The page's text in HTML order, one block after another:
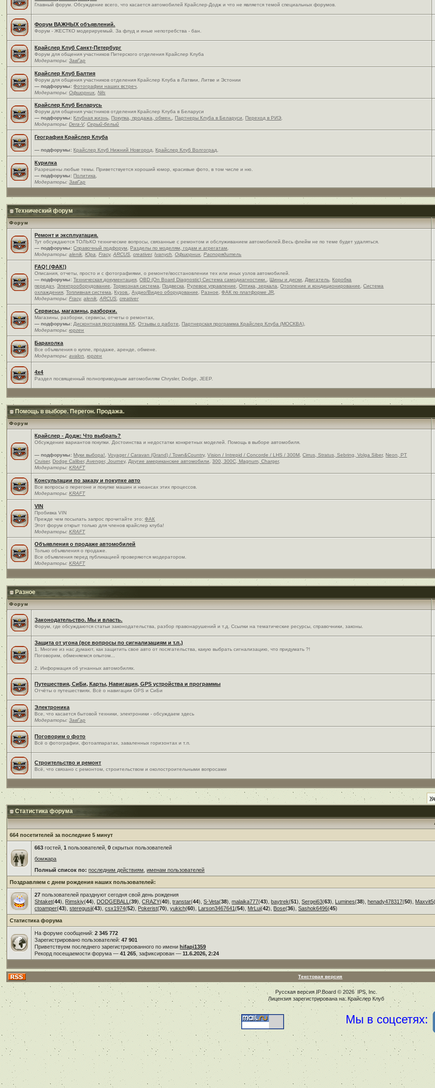
Главный форум. Обсуждение всего, что касается автомобилей Крайслер-Додж и что не является темой специальных форумов.
Форум ВАЖНЫХ объявлений.
Форум - ЖЕСТКО модерируемый. За флуд и иные непотребства - бан.
Крайслер Клуб Санкт-Петербург
Форум для общения участников Питерского отделения Крайслер Клуба
Модераторы:ЗавГар
Крайслер Клуб Балтия
Форум для общения участников отделения Крайслер Клуба в Латвии, Литве и Эстонии
— подфорумы: Фотографии наших встреч
Модераторы:Офшорник ,Nils
Крайслер Клуб Беларусь
Форум для общения участников отделения Крайслер Клуба в Беларуси
— подфорумы: Клубная жизнь Покупка, продажа, обмен. Партнеры Клуба в Беларуси Переход в РИЭ
Модераторы:Dera-V,Серый-белый
География Крайслер Клуба
— подфорумы: Крайслер Клуб Нижний Новгород Крайслер Клуб Волгоград
Курилка
Разрешены любые темы. Приветствуется хороший юмор, красивые фото, в том числе и ню.
— подфорумы: Политика
Модераторы:ЗавГар
Технический форум
Форум
Ремонт и эксплуатация.
Тут обсуждаются ТОЛЬКО технические вопросы, связанные с ремонтом и обслуживанием автомобилей.Весь флейм не по теме будет удаляться.
— подфорумы: Справочный подфорум Разделы по моделям, годам и агрегатам
Модераторы:alenik ,Юра ,Fracy,ARCUS ,creativer,Ivanych ,Офшорник ,Распорядитель
FAQ! (ФАК!)
Описания, отчеты, просто и c фотографиями, о ремонте/восстановлении тех или иных узлов автомобилей.
— подфорумы: Техническая документация ,OBD (On Board Diagnostic) Система самодиагностики. Шины и диски Двигатель
Коробка
передач ,Электрооборудование ,Тормозная система Подвеска Рулевое управление ,Оптика, зеркала ,Отопление и кондиционирование ,Система
охлаждения ,Топливная система Кузов. ,Аудио/Видео оборудование Разное ,ФАК по платформе JR
Модераторы:Fracy,alenik ,ARCUS ,creativer
Сервисы, магазины, разборки.
Магазины, разборки, сервисы, отчеты о ремонтах,
— подфорумы: Дисконтная программа КК ,Отзывы о работе Партнерская программа Крайслер Клуба (МОСКВА)
Модераторы:юрген
Барахолка
Все объявления о купле, продаже, аренде, обмене.
Модераторы:avalon ,юрген
4x4
Раздел посвященный полноприводным автомобилям Chrysler, Dodge, JEEP.
Помощь в выборе. Перегон. Продажа.
Форум
Крайслер - Додж: Что выбрать?
Обсуждение вариантов покупки. Достоинства и недостатки конкретных моделей. Помощь в выборе автомобиля.
— подфорумы: Муки выбора! ,Voyager / Caravan (Grand) / Town&Country,Vision / Intrepid / Concorde / LHS / 300M ,Cirrus, Stratus, Sebring, Volga Siber, Neon, PT
Cruiser, Dodge Caliber, Avenger, Journey, Другие американские автомобили ,300, 300C, Magnum, Charger,
Модераторы:KRAFT
Консультации по заказу и покупке авто
Все вопросы о перегоне и покупке машин и нюансах этих процессов.
Модераторы:KRAFT
VIN
Пробивка VIN
Прежде чем посылать запрос прочитайте это:ФАК
Этот форум открыт только для членов крайслер клуба!
Модераторы:KRAFT
Объявления о продаже автомобилей
Только объявления о продаже.
Все объявления перед публикацией проверяются модератором.
Модераторы:KRAFT
Разное
Форум
Законодательство. Мы и власть.
Форум, где обсуждаются статьи законодательства, разбор правонарушений и т.д. Ссылки на тематические ресурсы, справочники, законы.
Защита от угона (все вопросы по сигнализациям и т.п.)
1. Многие из нас думают, как защитить свое авто от посягательства, какую выбрать сигнализацию, что придумать ?!
Поговорим, обменяемся опытом...
2. Информация об угнанных автомобилях.
Путешествия, СиБи, Карты, Навигация, GPS устройства и программы
Отчёты о путешествиях. Всё о навигации GPS и СиБи
Электроника
Все, что касается бытовой техники, электроники - обсуждаем здесь
Модераторы:ЗавГар
Поговорим о фото
Всё о фотографии, фотоаппаратах, заваленных горизонтах и т.п.
Строительство и ремонт
Всё, что связано с ремонтом, строительством и околостроительными вопросами
Статистика форума
664 посетителей за последние 5 минут
663 гостей,1 пользователей,0 скрытых пользователей
бомжара
Полный список по: последним действиям ,именам пользователей
Поздравляем с днем рождения наших пользователей:
27 пользователей празднуют сегодня свой день рождения
Shtaket(44), Rimskiy(44), DODGEBALL(39),CRAZY(40),transtar(44),S-Veta(38),malaika777(43),baytrek(51),Sergei63(63), Lumines(38),henady478317(50), Maxvit5
ctoamper(43),steregusii(43),csx1974(52), Pokerist(70),yukich(60), Larson3467641(54), MrLui(42), Bose(36),Sashok6496(45)
Статистика форума
На форуме сообщений:2 345 772
Зарегистрировано пользователей:47 901
Приветствуем последнего зарегистрированного по имениhifapi1359
Рекорд посещаемости форума —41 265 , зафиксирован —11.6.2026, 2:24
Текстовая версия
Русская версия IP.Board© 2026 IPS, Inc.
Лицензия зарегистрирована на: Крайслер Клуб
Мы в соцсетях: